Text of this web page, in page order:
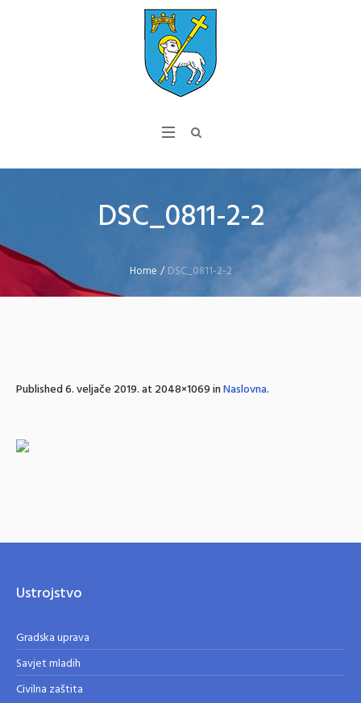
DSC_0811-2-2
Home /DSC_0811-2-2
Published6. veljače 2019.at 2048×1069 inNaslovna.
Ustrojstvo
Gradska uprava
Savjet mladih
Civilna zaštita